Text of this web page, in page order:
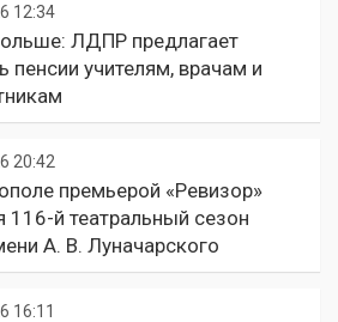
12:34
ЛДПР предлагает
пенсии учителям, врачам и
20:42
премьерой «Ревизор»
116-й театральный сезон
А. В. Луначарского
16:11